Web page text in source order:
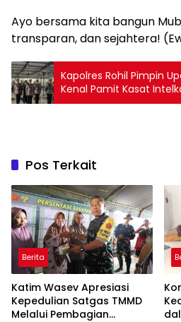
Ayo bersama kita bangun
transparan, dan sejahtera!
Kapolres Rohil Pimpin
Kenal Pamit Kasat
Bangko
Pos Terkait
Berita
Katim Wasev Apresiasi
Kepedulian Satgas TMMD
Melalui Pembagian